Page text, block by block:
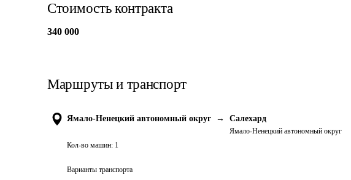
Стоимость контракта
340 000
Маршруты и транспорт
Ямало-Ненецкий автономный округ → Салехард
Ямало-Ненецкий автономный округ
Кол-во машин: 1
Варианты транспорта